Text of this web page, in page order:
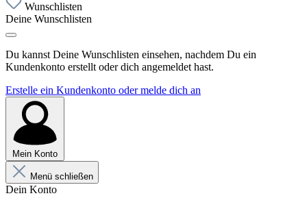
Wunschlisten
Deine Wunschlisten
Du kannst Deine Wunschlisten einsehen, nachdem Du ein
Kundenkonto erstellt oder dich angemeldet hast.
Erstelle ein Kundenkonto oder melde dich an
Mein Konto
Menü schließen
Dein Konto